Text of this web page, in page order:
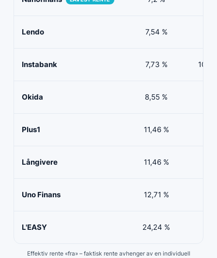
Lendo 7,54 %
Instabank 7,73 % 100
Okida 8,55 %
Plus1 11,46 %
Långivere 11,46 %
Uno Finans 12,71 %
L'EASY 24,24 %
Effektiv rente «fra» – faktisk rente avhenger av en individuell